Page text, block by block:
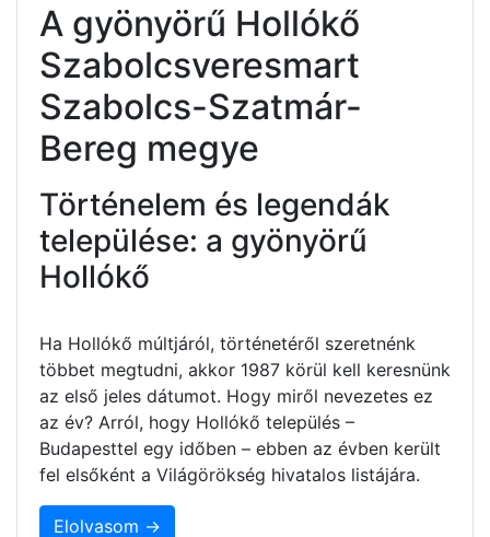
A gyönyörű Hollókő
Szabolcsveresmart
Szabolcs-Szatmár-
Bereg megye
Történelem és legendák
települése: a gyönyörű
Hollókő
Ha Hollókő múltjáról, történetéről szeretnénk
többet megtudni, akkor 1987 körül kell keresnünk
az első jeles dátumot. Hogy miről nevezetes ez
az év? Arról, hogy Hollókő település –
Budapesttel egy időben – ebben az évben került
fel elsőként a Világörökség hivatalos listájára.
Elolvasom →